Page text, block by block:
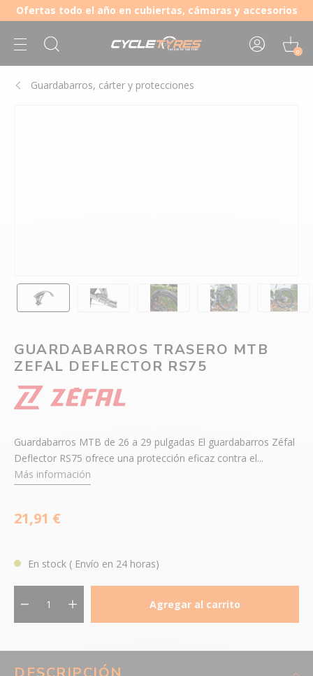
Ofertas todo el año en cubiertas, cámaras y accesorios
0
Guardabarros, cárter y protecciones
GUARDABARROS TRASERO MTB
ZEFAL DEFLECTOR RS75
Guardabarros MTB de 26 a 29 pulgadas El guardabarros Zéfal
Deflector RS75 ofrece una protección eficaz contra el...
Más información
21,91 €
En stock ( Envío en 24 horas)
Agregar al carrito